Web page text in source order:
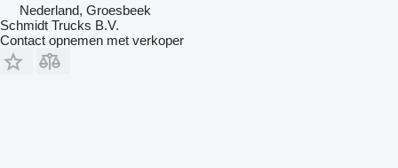
Nederland, Groesbeek
Schmidt Trucks B.V.
Contact opnemen met verkoper